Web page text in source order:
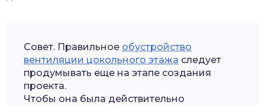
Совет. Правильное обустройство
вентиляции цокольного этажа следует
продумывать еще на этапе создания
проекта.
Чтобы она была действительно